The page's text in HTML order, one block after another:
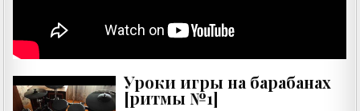
Уроки игры на барабанах
[ритмы №1]